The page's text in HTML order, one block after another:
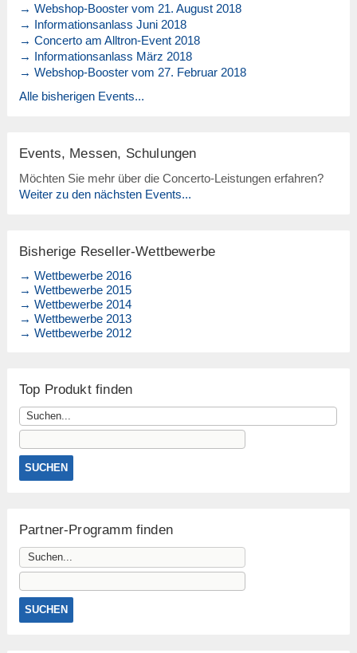
→ Webshop-Booster vom 21. August 2018
→ Informationsanlass Juni 2018
→ Concerto am Alltron-Event 2018
→ Informationsanlass März 2018
→ Webshop-Booster vom 27. Februar 2018
Alle bisherigen Events...
Events, Messen, Schulungen
Möchten Sie mehr über die Concerto-Leistungen erfahren?
Weiter zu den nächsten Events...
Bisherige Reseller-Wettbewerbe
→ Wettbewerbe 2016
→ Wettbewerbe 2015
→ Wettbewerbe 2014
→ Wettbewerbe 2013
→ Wettbewerbe 2012
Top Produkt finden
Partner-Programm finden